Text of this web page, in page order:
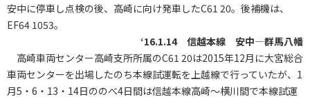
安中に停車し点検の後、高崎に向け発車したC61 20。後補機は、
EF64 1053。
‘16.1.14 信越本線 安中―群馬八幡
高崎車両センター高崎支所所属のC61 20は2015年12月に大宮総合
車両センターを出場したのち本線試運転を上越線で行っていたが、1
月5・6・13・14日ののべ4日間は信越本線高崎～横川間で本線試運